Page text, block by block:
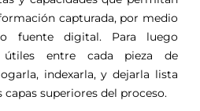
capturada, por medio
fuente digital. Para luego
útiles entre cada pieza de
indexarla, y dejarla lista
superiores del proceso.